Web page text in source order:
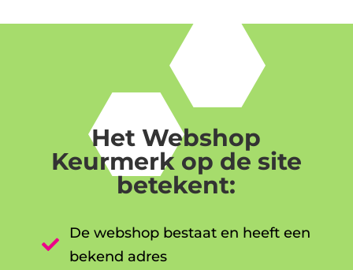
Het Webshop
Keurmerk op de site
betekent:

De webshop bestaat en heeft een
bekend adres